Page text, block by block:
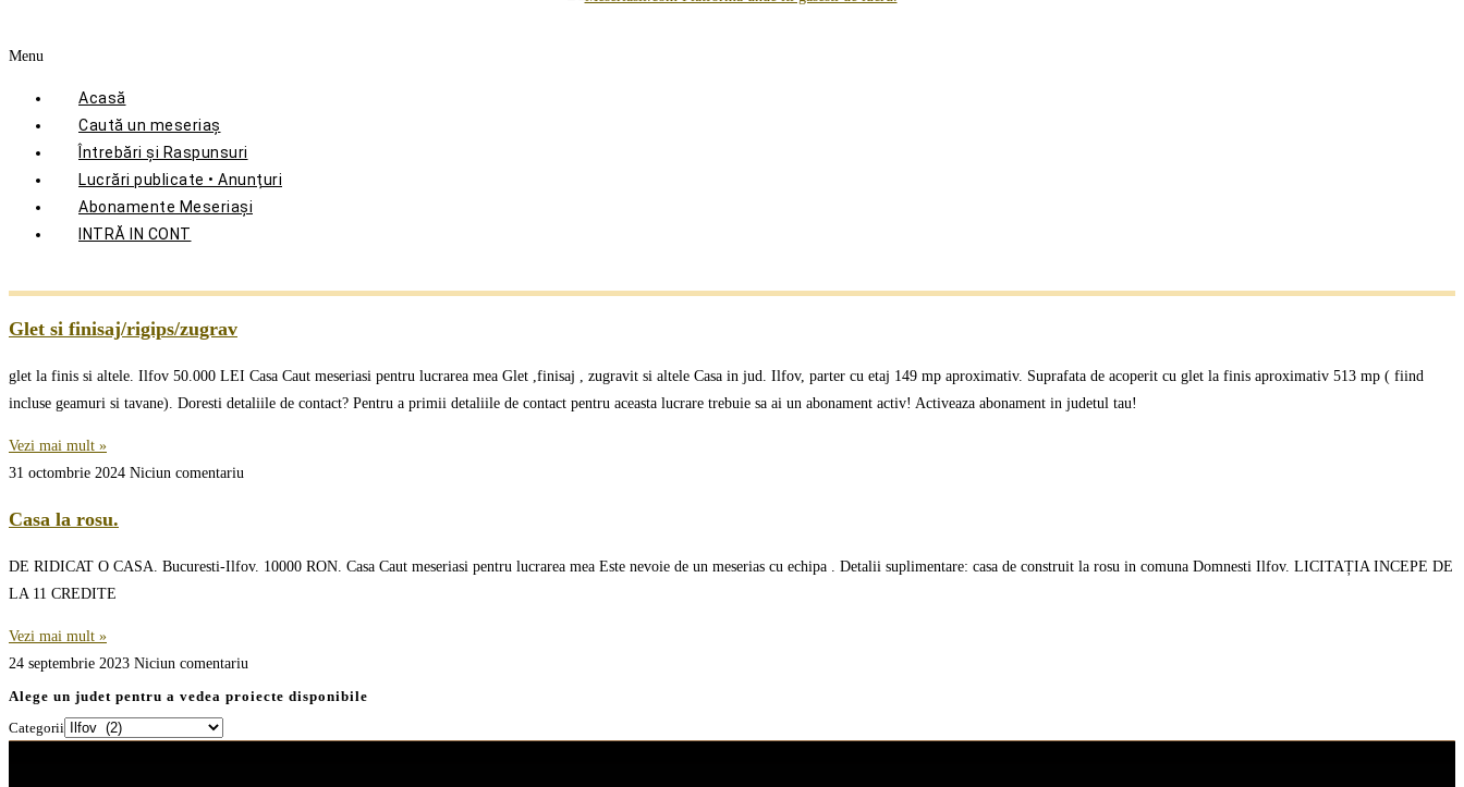
Menu
Acasă
Caută un meseriaș
Întrebări și Raspunsuri
Lucrări publicate • Anunțuri
Abonamente Meseriași
INTRĂ IN CONT
Glet si finisaj/rigips/zugrav
glet la finis si altele. Ilfov 50.000 LEI Casa Caut meseriasi pentru lucrarea mea Glet ,finisaj , zugravit si altele Casa in jud. Ilfov, parter cu etaj 149 mp aproximativ. Suprafata de acoperit cu glet la finis aproximativ 513 mp ( fiind
incluse geamuri si tavane). Doresti detaliile de contact? Pentru a primii detaliile de contact pentru aceasta lucrare trebuie sa ai un abonament activ! Activeaza abonament in judetul tau!
Vezi mai mult »
31 octombrie 2024 Niciun comentariu
Casa la rosu.
DE RIDICAT O CASA. Bucuresti-Ilfov. 10000 RON. Casa Caut meseriasi pentru lucrarea mea Este nevoie de un meserias cu echipa . Detalii suplimentare: casa de construit la rosu in comuna Domnesti Ilfov. LICITAȚIA INCEPE DE
LA 11 CREDITE
Vezi mai mult »
24 septembrie 2023 Niciun comentariu
Alege un judet pentru a vedea proiecte disponibile
Categorii